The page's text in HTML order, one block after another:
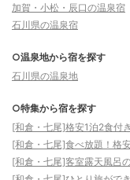
加賀・小松・辰口の温泉宿
石川県の温泉宿
○温泉地から宿を探す
石川県の温泉地
○特集から宿を探す
[和倉・七尾]格安1泊2食付
[和倉・七尾]食べ放題！格
[和倉・七尾]客室露天風呂